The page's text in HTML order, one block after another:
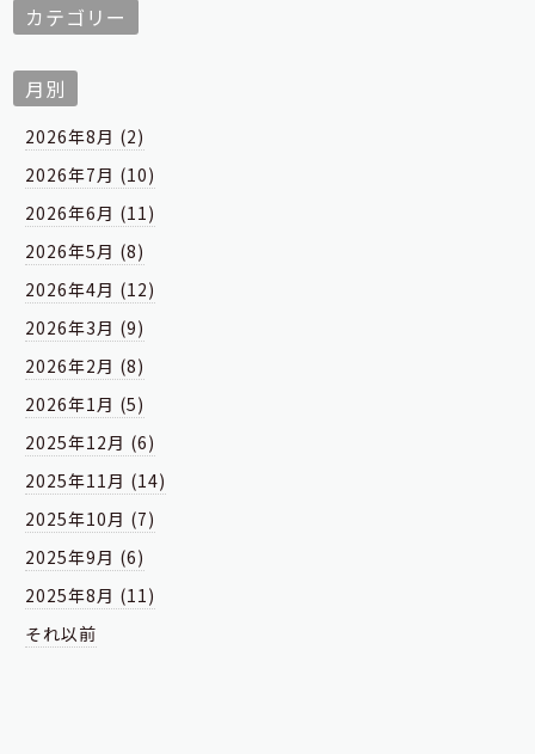
カテゴリー
月別
2026年8月 (2)
2026年7月 (10)
2026年6月 (11)
2026年5月 (8)
2026年4月 (12)
2026年3月 (9)
2026年2月 (8)
2026年1月 (5)
2025年12月 (6)
2025年11月 (14)
2025年10月 (7)
2025年9月 (6)
2025年8月 (11)
それ以前